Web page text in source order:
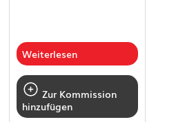
Weiterlesen
Zur Kommission
hinzufügen